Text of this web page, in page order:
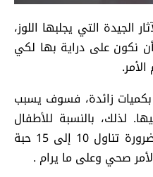
الجيدة التي يجلبها اللوز،
نكون على دراية بها لكي
بكميات زائدة، فسوف يسبب
لذلك، بالنسبة للأطفال
الصغار، يوصي خبراء التغذية بضرورة تناول 10 إلى 15 حبة
صحي وعلى ما يرام .